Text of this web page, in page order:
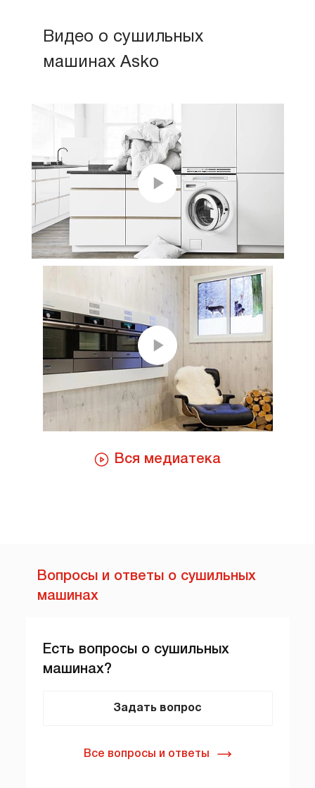
Видео о сушильных
машинах Asko
Вся медиатека
Вопросы и ответы о сушильных
машинах
Есть вопросы о сушильных
машинах?
Задать вопрос
Все вопросы и ответы